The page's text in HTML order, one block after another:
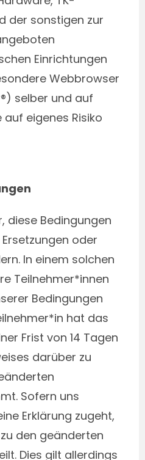
der sonstigen zur
Einrichtungen
Webbrowser
selber und auf
eigenes Risiko
diese Bedingungen
oder
In einem solchen
Teilnehmer*innen
Bedingungen
hat das
Frist von 14 Tagen
darüber zu
Sofern uns
Erklärung zugeht,
den geänderten
Dies gilt allerdings